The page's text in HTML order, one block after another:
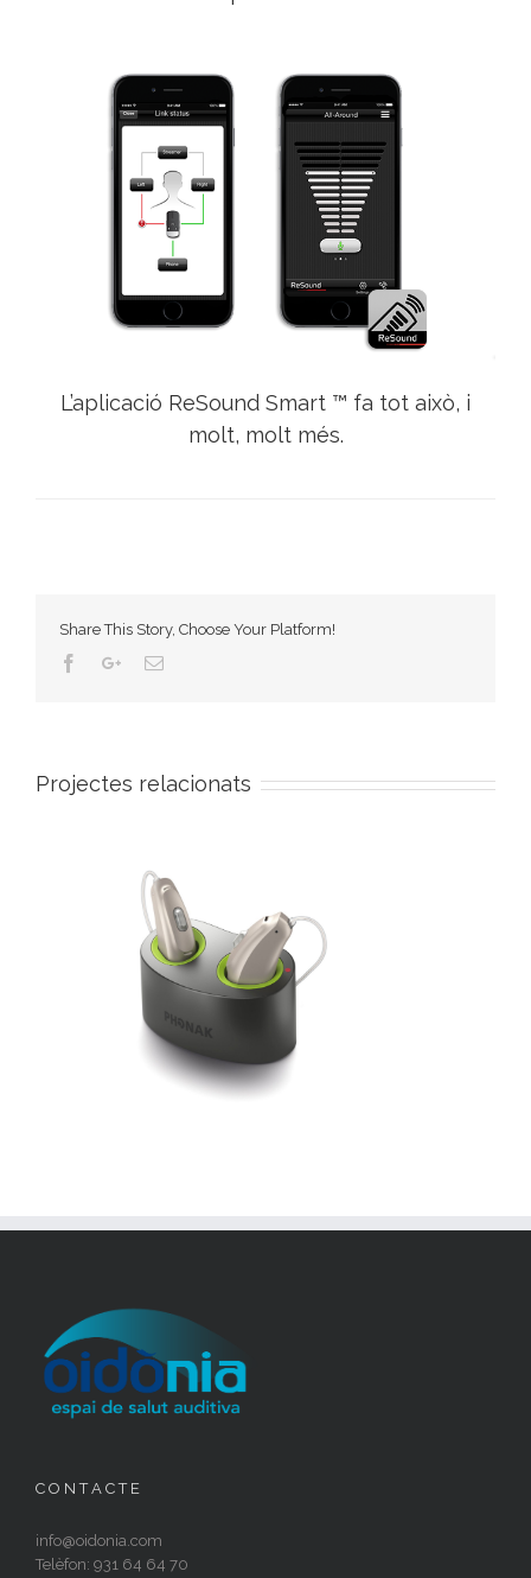
L’aplicació ReSound Smart ™ fa tot això, i
molt, molt més.
Share This Story, Choose Your Platform!
Projectes relacionats
C O N T A C T E
info@oidonia.com
Telèfon: 931 64 64 70